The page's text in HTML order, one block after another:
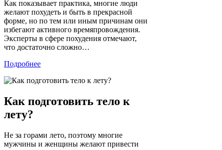
Как показывает практика, многие люди
желают похудеть и быть в прекрасной
форме, но по тем или иным причинам они
избегают активного времяпровождения.
Эксперты в сфере похудения отмечают,
что достаточно сложно…
Подробнее
Как подготовить тело к
лету?
Не за горами лето, поэтому многие
мужчины и женщины желают привести